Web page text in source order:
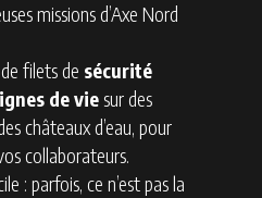
missions d’Axe Nord
filets de sécurité
de viesur des
châteaux d’eau, pour
collaborateurs.
: parfois, ce n’est pas la